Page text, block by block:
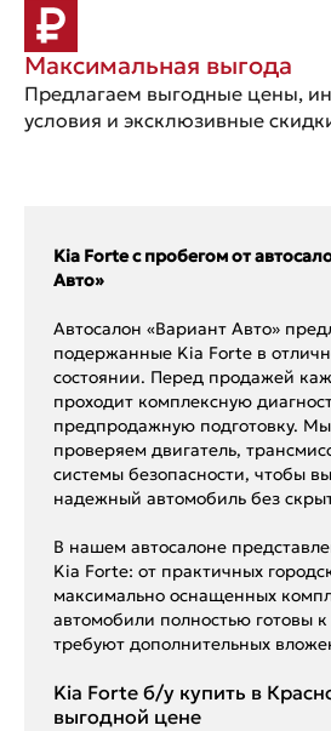
Максимальная выгода
Предлагаем выгодные цены,
условия и эксклюзивные
Kia Forte с пробегом от
Авто»
Автосалон «Вариант Авто»
подержанные Kia Forte в
состоянии. Перед продажей
проходит комплексную
предпродажную подготовку.
проверяем двигатель,
системы безопасности, чтобы
надежный автомобиль без
В нашем автосалоне
Kia Forte: от практичных
максимально оснащенных
автомобили полностью готовы
требуют дополнительных
Kia Forte б/у купить в
выгодной цене